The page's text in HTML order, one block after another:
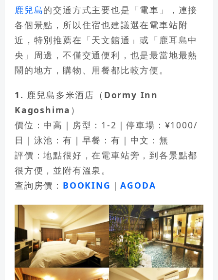
鹿兒島的交通方式主要也是「電車」，連接
各個景點，所以住宿也建議選在電車站附
近，特別推薦在「天文館通 」或「 鹿耳島中
央 」周邊，不僅交通便利，也是最當地最熱
鬧的地方，購物、用餐都比較方便。
1. 鹿兒島多米酒店（Dormy Inn
Kagoshima）
價位：中高｜房型：1-2｜停車場：¥1000/
日｜泳池：有｜早餐：有｜中文：無
評價：地點很好，在電車站旁，到各景點都
很方便，並附有溫泉。
查詢房價： BOOKING ｜AGODA